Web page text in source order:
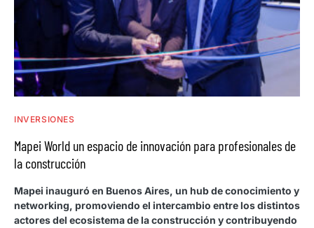
INVERSIONES
Mapei World un espacio de innovación para profesionales de
la construcción
Mapei inauguró en Buenos Aires, un hub de conocimiento y
networking, promoviendo el intercambio entre los distintos
actores del ecosistema de la construcción y contribuyendo